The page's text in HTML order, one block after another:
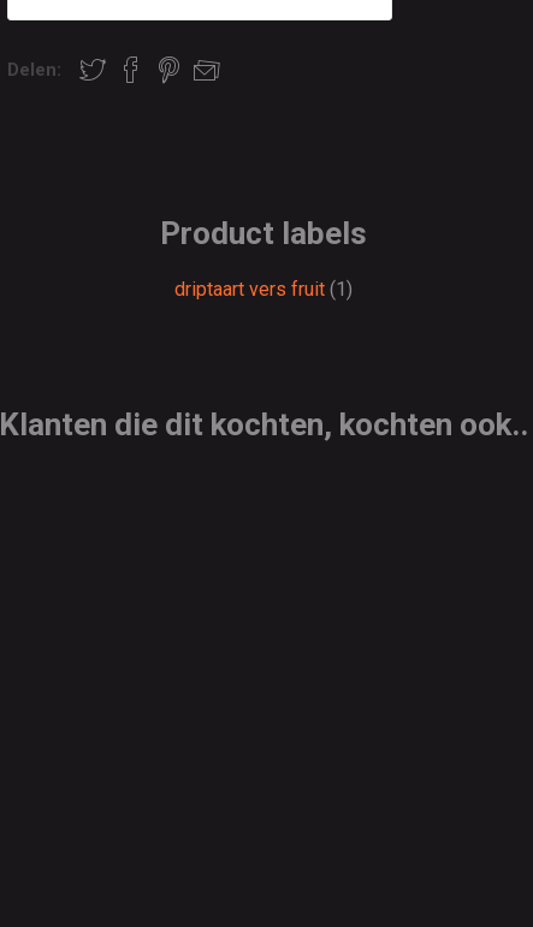
Delen:
Product labels
driptaart vers fruit (1)
Klanten die dit kochten, kochten ook..